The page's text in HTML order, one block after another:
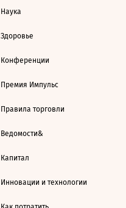
Наука
Здоровье
Конференции
Премия Импульс
Правила торговли
Ведомости&
Капитал
Инновации и технологии